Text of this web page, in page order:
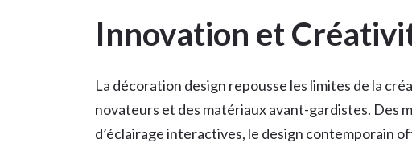
Innovation et
La décoration design repousse les limites de la
novateurs et des matériaux avant-gardistes. Des
d’éclairage interactives, le design contemporain